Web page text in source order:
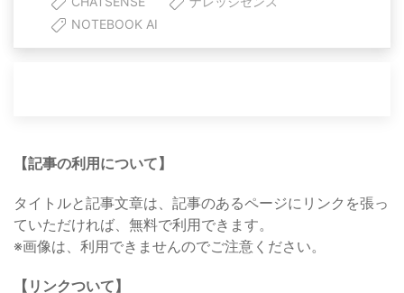
NOTEBOOK AI
【記事の利用について】
タイトルと記事文章は、記事のあるページにリンクを張っ
ていただければ、無料で利用できます。
※画像は、利用できませんのでご注意ください。
【リンクついて】